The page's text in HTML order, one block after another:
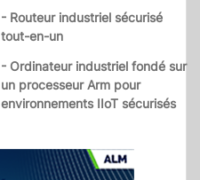
- Routeur industriel sécurisé
tout-en-un
- Ordinateur industriel fondé sur
un processeur Arm pour
environnements IIoT sécurisés